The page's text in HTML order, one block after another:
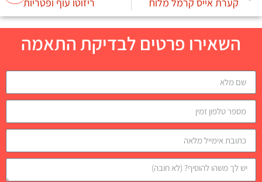
השאירו פרטים לבדיקת התאמה